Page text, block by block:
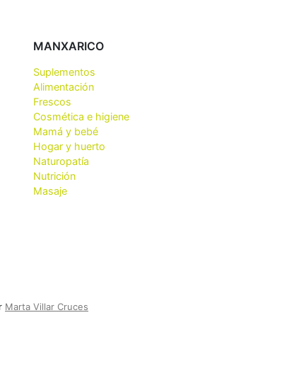
MANXARICO
Suplementos
Alimentación
Frescos
Cosmética e higiene
Mamá y bebé
Hogar y huerto
Naturopatía
Nutrición
Masaje
Marta Villar Cruces